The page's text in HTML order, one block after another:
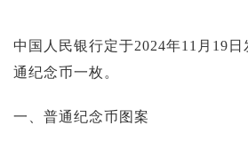
热点话题
实战论坛
中国人民银行定于2024年11月19
通纪念币一枚。
一、普通纪念币图案